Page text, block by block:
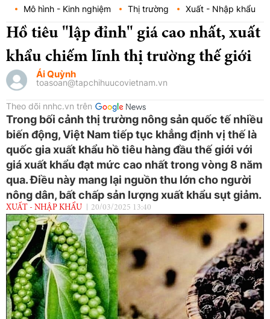
Mô hình - Kinh nghiệm Thị trường Xuất - Nhập khẩu
Hồ tiêu "lập đỉnh" giá cao nhất, xuất
khẩu chiếm lĩnh thị trường thế giới
Ái Quỳnh
toasoan@tapchihuucovietnam.vn
Theo dõi nnhc.vn trên
Trong bối cảnh thị trường nông sản quốc tế nhiều
biến động, Việt Nam tiếp tục khẳng định vị thế là
quốc gia xuất khẩu hồ tiêu hàng đầu thế giới với
giá xuất khẩu đạt mức cao nhất trong vòng 8 năm
qua. Điều này mang lại nguồn thu lớn cho người
nông dân, bất chấp sản lượng xuất khẩu sụt giảm.
XUẤT - NHẬP KHẨU 20/03/2025 13:40